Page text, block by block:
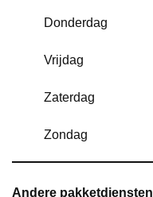
Donderdag
Vrijdag
Zaterdag
Zondag
Andere pakketdiensten